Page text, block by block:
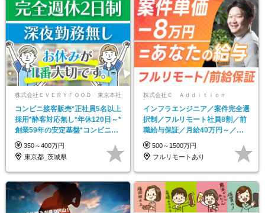
株式会社ＥＶＥＲＹＦＯＯＤ 東京本社
コンビニ接客販売*正社員5名以上
採用*酔客対応無し*年休120日～*
創業59年の安定基盤*コンビニ経
験者優遇
350～400万円
東京都_茨城県
株式会社Ｃ Ａｄｄｉｔｉｏｎ
インフラエンジニア／案件完全選
択制／フルリモート社員8割／前
職給与保証／月給40万円～／副
業自由
500～1500万円
フルリモートあり